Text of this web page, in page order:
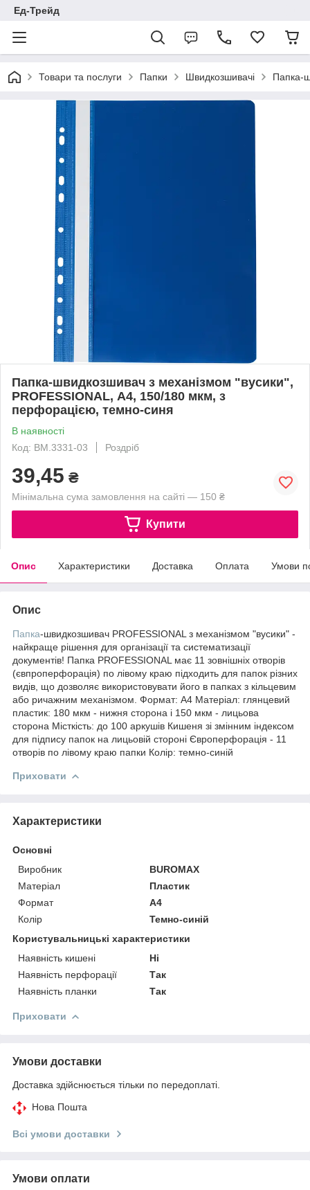
Ед-Трейд
Товари та послуги Папки Швидкозшивачі Папка-
Папка-швидкозшивач з механізмом "вусики",
PROFESSIONAL, А4, 150/180 мкм, з
перфорацією, темно-синя
В наявності
Код: BM.3331-03
Роздріб
39,45 ₴
Мінімальна сума замовлення на сайті — 150 ₴
Купити
Опис Характеристики Доставка Оплата Умови
Опис
Папка-швидкозшивач PROFESSIONAL з механізмом "вусики" -
найкраще рішення для організації та систематизації
документів! Папка PROFESSIONAL має 11 зовнішніх отворів
(євпроперфорація) по лівому краю підходить для папок різних
видів, що дозволяє використовувати його в папках з кільцевим
або ричажним механізмом. Формат: А4 Матеріал: глянцевий
пластик: 180 мкм - нижня сторона і 150 мкм - лицьова
сторона Місткість: до 100 аркушів Кишеня зі змінним індексом
для підпису папок на лицьовій стороні Європерфорація - 11
отворів по лівому краю папки Колір: темно-синій
Приховати
Характеристики
Основні
Виробник
BUROMAX
Матеріал
Пластик
Формат
A4
Колір
Темно-синій
Користувальницькі характеристики
Наявність кишені
Ні
Наявність перфорації
Так
Наявність планки
Так
Приховати
Умови доставки
Доставка здійснюється тільки по передоплаті.
Нова Пошта
Всі умови доставки
Умови оплати